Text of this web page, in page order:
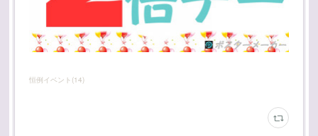
恒例イベント (14)